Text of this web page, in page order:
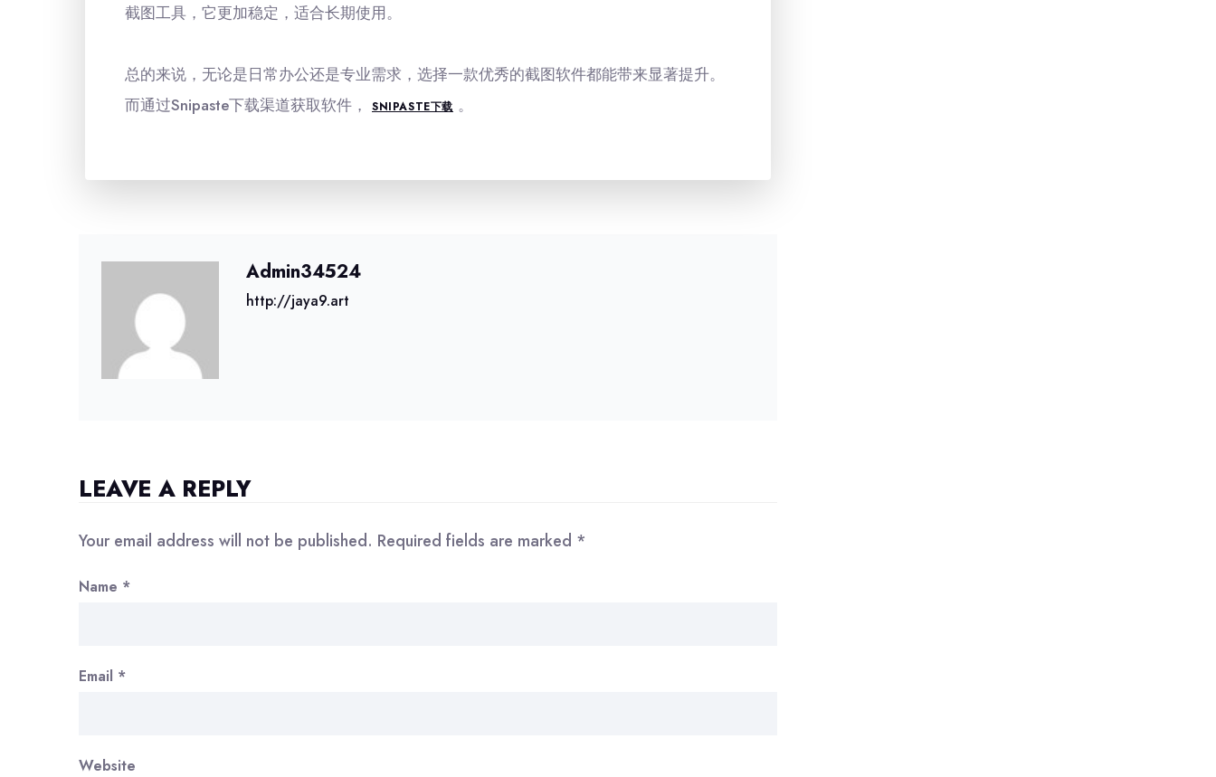
截图工具，它更加稳定，适合长期使用。
总的来说，无论是日常办公还是专业需求，选择一款优秀的截图软件都能带来显著提升。
而通过Snipaste下载渠道获取软件，
SNIPASTE下载 。
Admin34524
http://jaya9.art
LEAVE A REPLY
Your email address will not be published. Required fields are marked *
Name *
Email *
Website